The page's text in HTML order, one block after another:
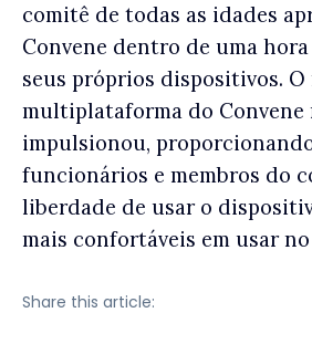
comitê de todas as idades
Convene dentro de uma
seus próprios dispositivos. O
multiplataforma do Convene
impulsionou,
funcionários e membros do
liberdade de usar o
mais confortáveis em usar no
Share this article: